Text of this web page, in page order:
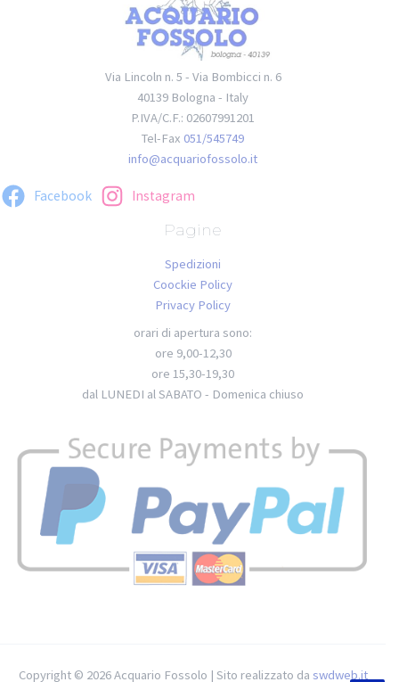
Via Lincoln n. 5 - Via Bombicci n. 6
40139 Bologna - Italy
P.IVA/C.F.: 02607991201
Tel-Fax 051/545749
info@acquariofossolo.it
Facebook Instagram
Pagine
Spedizioni
Coockie Policy
Privacy Policy
orari di apertura sono:
ore 9,00-12,30
ore 15,30-19,30
dal LUNEDI al SABATO - Domenica chiuso
Copyright © 2026 Acquario Fossolo | Sito realizzato da swdweb.it